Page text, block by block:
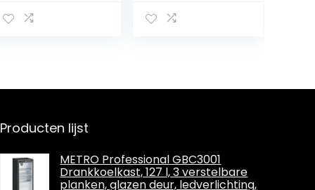
ijskist lunchbox |
picknick strand
koeler, met
koelkast
Producten lijst
METRO Professional GBC3001
Drankkoelkast, 127 l, 3 verstelbare
planken, glazen deur, ledverlichting,